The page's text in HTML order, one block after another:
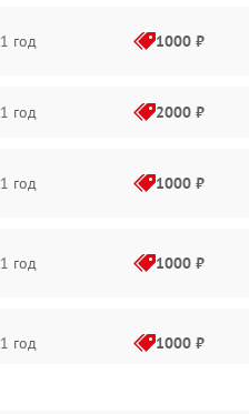
1 год 1000 ₽
1 год 2000 ₽
1 год 1000 ₽
1 год 1000 ₽
1 год 1000 ₽